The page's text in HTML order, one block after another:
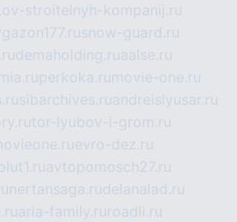
stroitelnyh-kompanij.ru
snow-guard.ru
demaholding.ruaalse.ru
perkoka.ru movie-one.ru
sibarchives.ruandreislyusar.ru
tor-lyubov-i-grom.ru
evro-dez.ru
avtopomosch27.ru
nertansaga.rudelanalad.ru
aria-family.ru roadli.ru